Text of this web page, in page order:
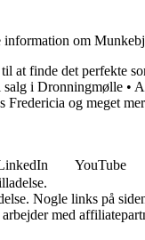
om
at finde det perfekte
salg i Dronningmølle •
og meget
YouTube
Nogle links på
med